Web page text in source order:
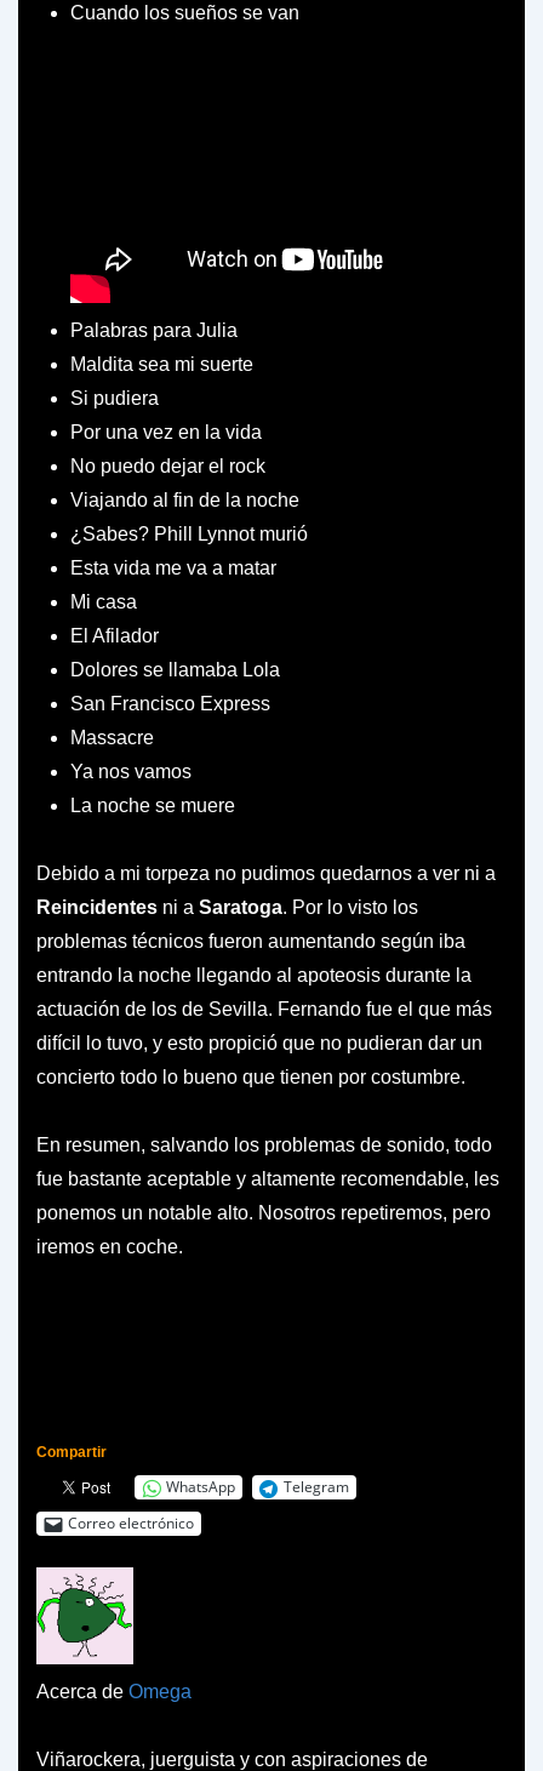
Cuando los sueños se van
Palabras para Julia
Maldita sea mi suerte
Si pudiera
Por una vez en la vida
No puedo dejar el rock
Viajando al fin de la noche
¿Sabes? Phill Lynnot murió
Esta vida me va a matar
Mi casa
El Afilador
Dolores se llamaba Lola
San Francisco Express
Massacre
Ya nos vamos
La noche se muere
Debido a mi torpeza no pudimos quedarnos a ver ni a
Reincidentes ni a Saratoga. Por lo visto los
problemas técnicos fueron aumentando según iba
entrando la noche llegando al apoteosis durante la
actuación de los de Sevilla. Fernando fue el que más
difícil lo tuvo, y esto propició que no pudieran dar un
concierto todo lo bueno que tienen por costumbre.
En resumen, salvando los problemas de sonido, todo
fue bastante aceptable y altamente recomendable, les
ponemos un notable alto. Nosotros repetiremos, pero
iremos en coche.
Compartir
WhatsApp
Telegram
Correo electrónico
Acerca de Omega
Viñarockera, juerguista y con aspiraciones de